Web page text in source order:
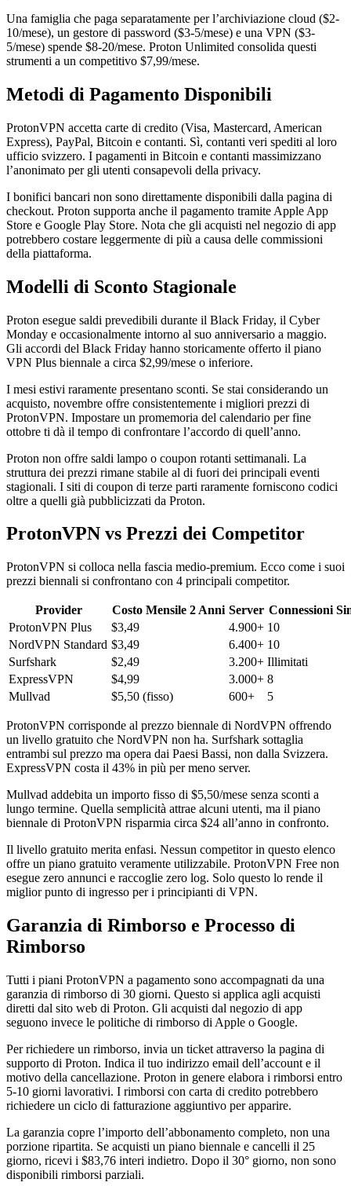
Una famiglia che paga separatamente per l’archiviazione cloud ($2-
10/mese), un gestore di password ($3-5/mese) e una VPN ($3-
5/mese) spende $8-20/mese. Proton Unlimited consolida questi
strumenti a un competitivo $7,99/mese.
Metodi di Pagamento Disponibili
ProtonVPN accetta carte di credito (Visa, Mastercard, American
Express), PayPal, Bitcoin e contanti. Sì, contanti veri spediti al loro
ufficio svizzero. I pagamenti in Bitcoin e contanti massimizzano
l’anonimato per gli utenti consapevoli della privacy.
I bonifici bancari non sono direttamente disponibili dalla pagina di
checkout. Proton supporta anche il pagamento tramite Apple App
Store e Google Play Store. Nota che gli acquisti nel negozio di app
potrebbero costare leggermente di più a causa delle commissioni
della piattaforma.
Modelli di Sconto Stagionale
Proton esegue saldi prevedibili durante il Black Friday, il Cyber
Monday e occasionalmente intorno al suo anniversario a maggio.
Gli accordi del Black Friday hanno storicamente offerto il piano
VPN Plus biennale a circa $2,99/mese o inferiore.
I mesi estivi raramente presentano sconti. Se stai considerando un
acquisto, novembre offre consistentemente i migliori prezzi di
ProtonVPN. Impostare un promemoria del calendario per fine
ottobre ti dà il tempo di confrontare l’accordo di quell’anno.
Proton non offre saldi lampo o coupon rotanti settimanali. La
struttura dei prezzi rimane stabile al di fuori dei principali eventi
stagionali. I siti di coupon di terze parti raramente forniscono codici
oltre a quelli già pubblicizzati da Proton.
ProtonVPN vs Prezzi dei Competitor
ProtonVPN si colloca nella fascia medio-premium. Ecco come i suoi
prezzi biennali si confrontano con 4 principali competitor.
Provider Costo Mensile 2 Anni Server Connessioni
ProtonVPN Plus
$3,49 4.900+ 10
NordVPN Standard $3,49 6.400+ 10
Surfshark
$2,49 3.200+ Illimitati
ExpressVPN
$4,99 3.000+ 8
Mullvad
$5,50 (fisso) 600+ 5
ProtonVPN corrisponde al prezzo biennale di NordVPN offrendo
un livello gratuito che NordVPN non ha. Surfshark sottaglia
entrambi sul prezzo ma opera dai Paesi Bassi, non dalla Svizzera.
ExpressVPN costa il 43% in più per meno server.
Mullvad addebita un importo fisso di $5,50/mese senza sconti a
lungo termine. Quella semplicità attrae alcuni utenti, ma il piano
biennale di ProtonVPN risparmia circa $24 all’anno in confronto.
Il livello gratuito merita enfasi. Nessun competitor in questo elenco
offre un piano gratuito veramente utilizzabile. ProtonVPN Free non
esegue zero annunci e raccoglie zero log. Solo questo lo rende il
miglior punto di ingresso per i principianti di VPN.
Garanzia di Rimborso e Processo di
Rimborso
Tutti i piani ProtonVPN a pagamento sono accompagnati da una
garanzia di rimborso di 30 giorni. Questo si applica agli acquisti
diretti dal sito web di Proton. Gli acquisti dal negozio di app
seguono invece le politiche di rimborso di Apple o Google.
Per richiedere un rimborso, invia un ticket attraverso la pagina di
supporto di Proton. Indica il tuo indirizzo email dell’account e il
motivo della cancellazione. Proton in genere elabora i rimborsi entro
5-10 giorni lavorativi. I rimborsi con carta di credito potrebbero
richiedere un ciclo di fatturazione aggiuntivo per apparire.
La garanzia copre l’importo dell’abbonamento completo, non una
porzione ripartita. Se acquisti un piano biennale e cancelli il 25
giorno, ricevi i $83,76 interi indietro. Dopo il 30° giorno, non sono
disponibili rimborsi parziali.